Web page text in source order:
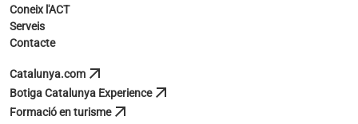
Coneix l'ACT
Serveis
Contacte
Catalunya.com arrow_outward
s'obre en una pestanya nova
Botiga Catalunya Experiencearrow_outward
s'obre en una pestanya nova
Formació en turismearrow_outward
s'obre en una pestanya nova